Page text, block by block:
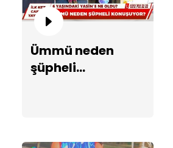
Ümmü neden
şüpheli